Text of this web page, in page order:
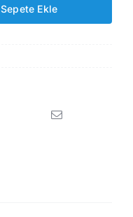
Sepete Ekle